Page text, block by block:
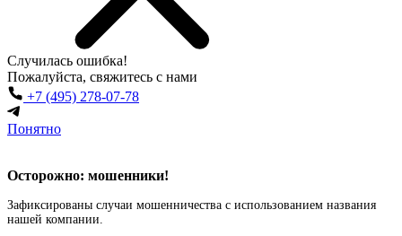
Случилась ошибка!
Пожалуйста, свяжитесь с нами
+7 (495) 278-07-78
Понятно
Осторожно: мошенники!
Зафиксированы случаи мошенничества с использованием названия
нашей компании.